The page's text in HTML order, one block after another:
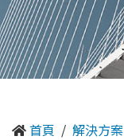
首頁
解決方案